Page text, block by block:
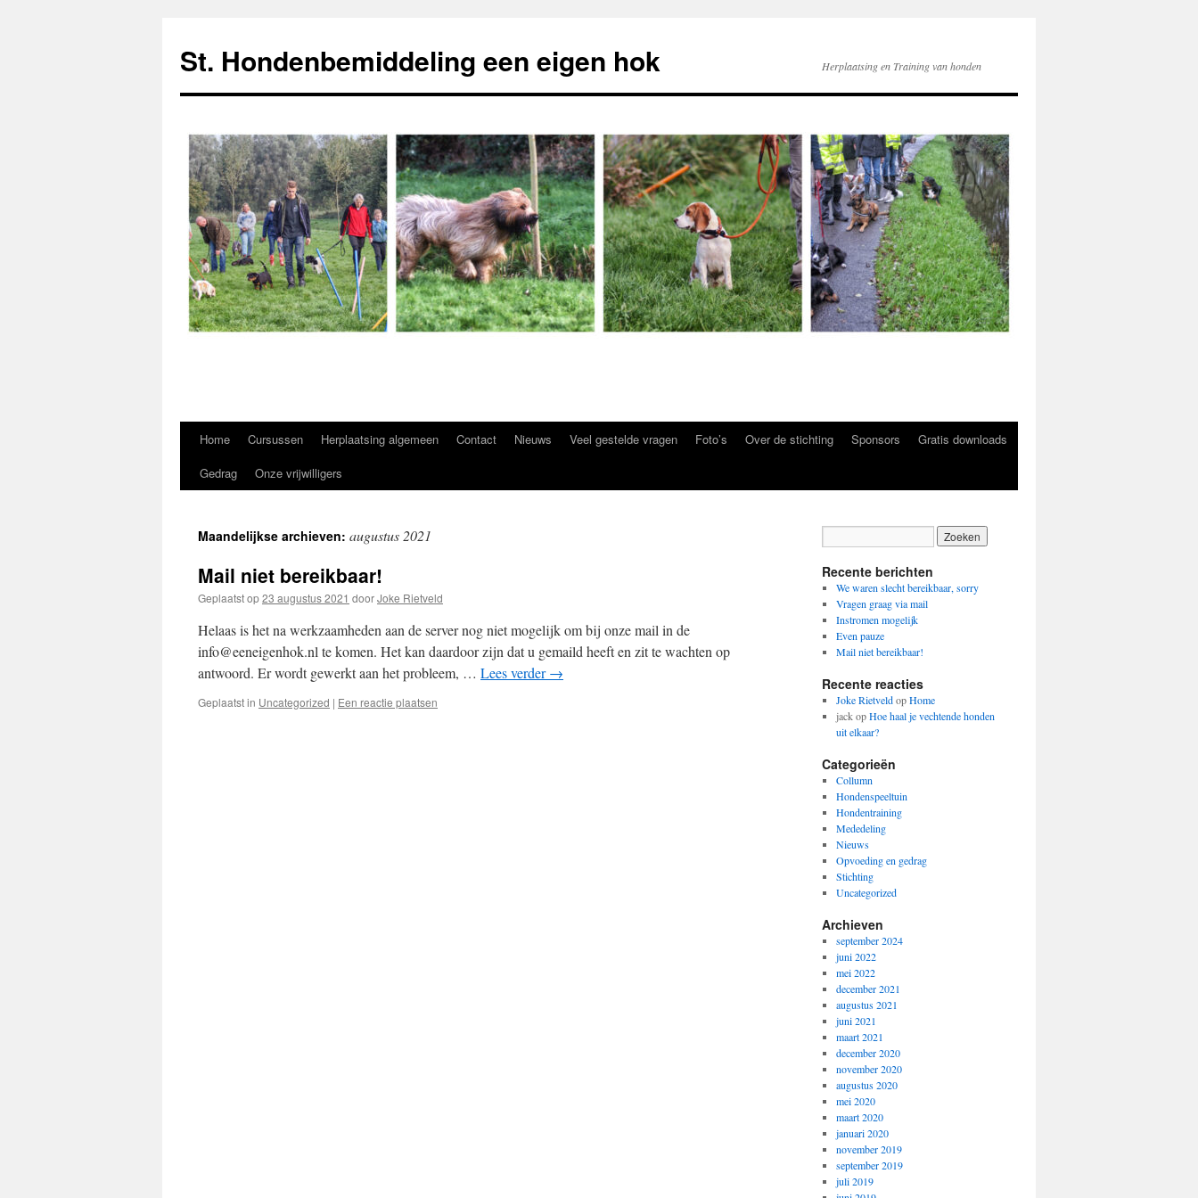
de
inhoud
St. Hondenbemiddeling een eigen hok Herplaatsing en Training van honden
Home Cursussen Herplaatsing algemeen Contact Nieuws Veel gestelde vragen Foto’s Over de stichting Sponsors
Gratis downloads
Gedrag
Onze vrijwilligers
Maandelijkse archieven: augustus 2021
Mail niet bereikbaar!
Geplaatst op23 augustus 2021 doorJoke Rietveld
Helaas is het na werkzaamheden aan de server nog niet mogelijk om bij onze mail in de
info@eeneigenhok.nl te komen. Het kan daardoor zijn dat u gemaild heeft en zit te wachten op
antwoord. Er wordt gewerkt aan het probleem, … Lees verder→
Geplaatst in Uncategorized | Een reactie plaatsen
Recente berichten
We waren slecht bereikbaar, sorry
Vragen graag via mail
Instromen mogelijk
Even pauze
Mail niet bereikbaar!
Recente reacties
Joke RietveldopHome
jackopHoe haal je vechtende honden
uit elkaar?
Categorieën
Collumn
Hondenspeeltuin
Hondentraining
Mededeling
Nieuws
Opvoeding en gedrag
Stichting
Uncategorized
Archieven
september 2024
juni 2022
mei 2022
december 2021
augustus 2021
juni 2021
maart 2021
december 2020
november 2020
augustus 2020
mei 2020
maart 2020
januari 2020
november 2019
september 2019
juli 2019